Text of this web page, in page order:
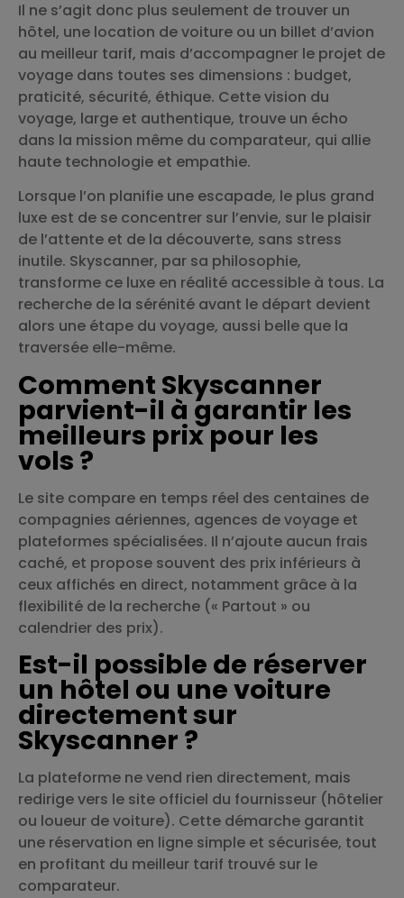
Il ne s’agit donc plus seulement de trouver un
hôtel, une location de voiture ou un billet d’avion
au meilleur tarif, mais d’accompagner le projet de
voyage dans toutes ses dimensions : budget,
praticité, sécurité, éthique. Cette vision du
voyage, large et authentique, trouve un écho
dans la mission même du comparateur, qui allie
haute technologie et empathie.
Lorsque l’on planifie une escapade, le plus grand
luxe est de se concentrer sur l’envie, sur le plaisir
de l’attente et de la découverte, sans stress
inutile. Skyscanner, par sa philosophie,
transforme ce luxe en réalité accessible à tous. La
recherche de la sérénité avant le départ devient
alors une étape du voyage, aussi belle que la
traversée elle-même.
Comment Skyscanner
parvient-il à garantir les
meilleurs prix pour les
vols ?
Le site compare en temps réel des centaines de
compagnies aériennes, agences de voyage et
plateformes spécialisées. Il n’ajoute aucun frais
caché, et propose souvent des prix inférieurs à
ceux affichés en direct, notamment grâce à la
flexibilité de la recherche (« Partout » ou
calendrier des prix).
Est-il possible de réserver
un hôtel ou une voiture
directement sur
Skyscanner ?
La plateforme ne vend rien directement, mais
redirige vers le site officiel du fournisseur (hôtelier
ou loueur de voiture). Cette démarche garantit
une réservation en ligne simple et sécurisée, tout
en profitant du meilleur tarif trouvé sur le
comparateur.